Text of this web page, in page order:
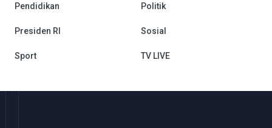
Pendidikan Politik
Presiden RI Sosial
Sport TV LIVE